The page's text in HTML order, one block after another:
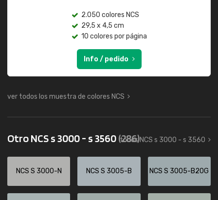
2.050 colores NCS
29,5 x 4,5 cm
10 colores por página
Info / pedido
ver todos los muestra de colores NCS
Otro NCS s 3000 - s 3560(286)
todos NCS s 3000 - s 3560
NCS S 3000-N NCS S 3005-B NCS S 3005-B20G